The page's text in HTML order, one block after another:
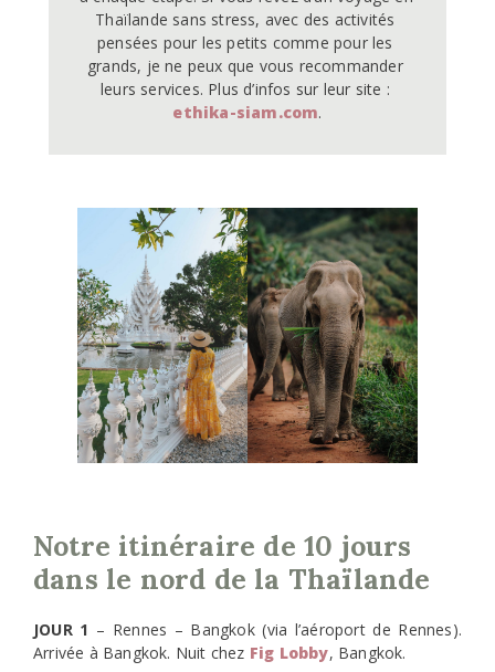
Thaïlande sans stress, avec des activités
pensées pour les petits comme pour les
grands, je ne peux que vous recommander
ethika-siam.com
Notre itinéraire de 10 jours
dans le nord de la Thaïlande
JOUR 1 – Rennes – Bangkok (via l’aéroport de Rennes).
Arrivée à Bangkok. Nuit chez Fig Lobby, Bangkok.